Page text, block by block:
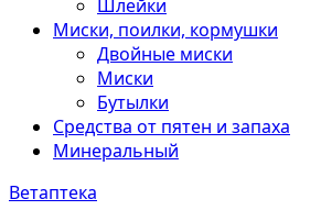
Шлейки
Миски, поилки, кормушки
Двойные миски
Миски
Бутылки
Средства от пятен и запаха
Минеральный
Ветаптека